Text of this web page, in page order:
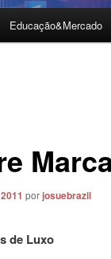
Educação&Mercado
porjosuebrazil
de Luxo